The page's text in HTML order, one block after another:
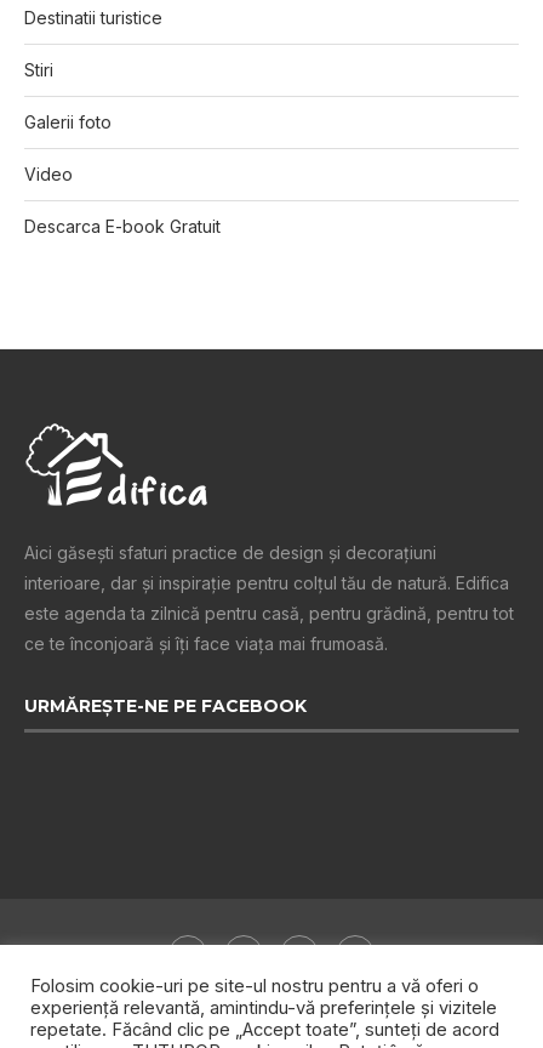
Destinatii turistice
Stiri
Galerii foto
Video
Descarca E-book Gratuit
Aici găsești sfaturi practice de design şi decoraţiuni
interioare, dar și inspiraţie pentru colţul tău de natură. Edifica
este agenda ta zilnică pentru casă, pentru grădină, pentru tot
ce te înconjoară şi îţi face viaţa mai frumoasă.
URMĂREȘTE-NE PE FACEBOOK
Folosim cookie-uri pe site-ul nostru pentru a vă oferi o
experiență relevantă, amintindu-vă preferințele și vizitele
repetate. Făcând clic pe „Accept toate”, sunteți de acord